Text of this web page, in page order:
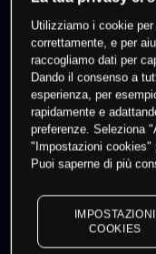
0 % dei clienti
questo
I prezzi sono solo
dati di mercato
Utilizziamo i cookie
correttamente, e per
raccogliamo dati per
Dando il consenso a
esperienza, per
rapidamente e
preferenze. Seleziona
"Impostazioni cookies"
Puoi saperne di più
IMPOSTAZIONI
COOKIES